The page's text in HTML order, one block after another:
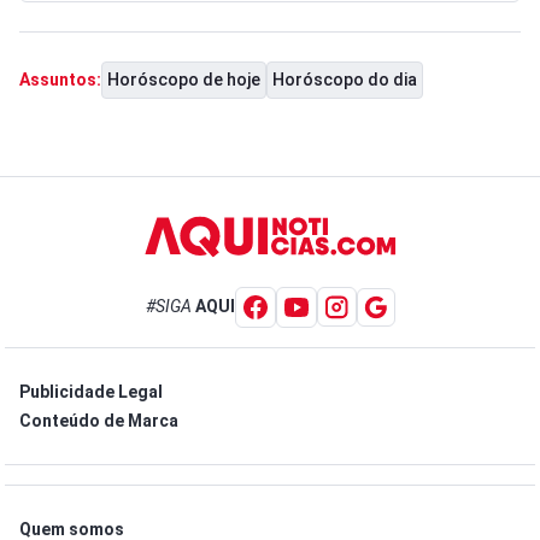
Assuntos: Horóscopo de hoje Horóscopo do dia
#SIGA AQUI
Publicidade Legal
Conteúdo de Marca
Quem somos